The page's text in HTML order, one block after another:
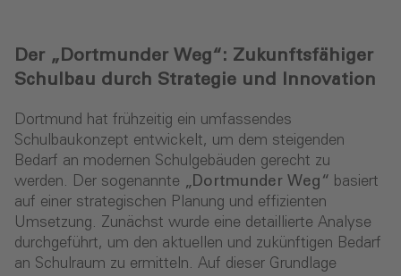
Der „Dortmunder Weg“: Zukunftsfähiger
Schulbau durch Strategie und Innovation
Dortmund hat frühzeitig ein umfassendes
Schulbaukonzept entwickelt, um dem steigenden
Bedarf an modernen Schulgebäuden gerecht zu
werden. Der sogenannte „Dortmunder Weg“ basiert
auf einer strategischen Planung und effizienten
Umsetzung. Zunächst wurde eine detaillierte Analyse
durchgeführt, um den aktuellen und zukünftigen Bedarf
an Schulraum zu ermitteln. Auf dieser Grundlage